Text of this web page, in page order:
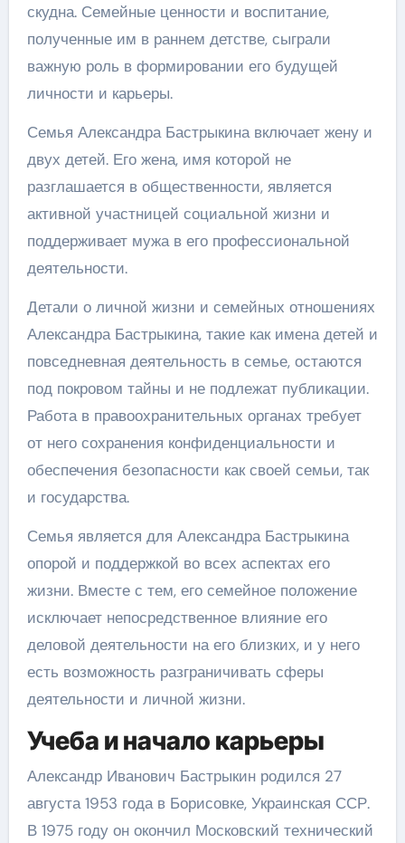
скудна. Семейные ценности и воспитание,
полученные им в раннем детстве, сыграли
важную роль в формировании его будущей
личности и карьеры.
Семья Александра Бастрыкина включает жену и
двух детей. Его жена, имя которой не
разглашается в общественности, является
активной участницей социальной жизни и
поддерживает мужа в его профессиональной
деятельности.
Детали о личной жизни и семейных отношениях
Александра Бастрыкина, такие как имена детей и
повседневная деятельность в семье, остаются
под покровом тайны и не подлежат публикации.
Работа в правоохранительных органах требует
от него сохранения конфиденциальности и
обеспечения безопасности как своей семьи, так
и государства.
Семья является для Александра Бастрыкина
опорой и поддержкой во всех аспектах его
жизни. Вместе с тем, его семейное положение
исключает непосредственное влияние его
деловой деятельности на его близких, и у него
есть возможность разграничивать сферы
деятельности и личной жизни.
Учеба и начало карьеры
Александр Иванович Бастрыкин родился 27
августа 1953 года в Борисовке, Украинская ССР.
В 1975 году он окончил Московский технический